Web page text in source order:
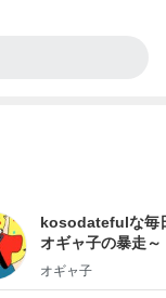
kosodatefulな毎
オギャ子の暴走～
オギャ子